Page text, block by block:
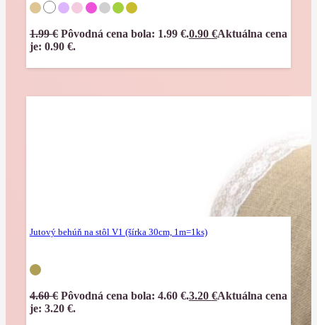
1.99€ Pôvodná cena bola: 1.99 €.0.90 €Aktuálna cena
je: 0.90 €.
Jutový behúň na stôl V1 (šírka 30cm, 1m=1ks)
4.60€ Pôvodná cena bola: 4.60 €.3.20 €Aktuálna cena
je: 3.20 €.